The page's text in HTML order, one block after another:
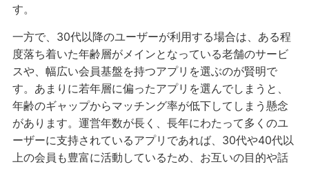
す。
一方で、30代以降のユーザーが利用する場合は、ある程
度落ち着いた年齢層がメインとなっている老舗のサービ
スや、幅広い会員基盤を持つアプリを選ぶのが賢明で
す。あまりに若年層に偏ったアプリを選んでしまうと、
年齢のギャップからマッチング率が低下してしまう懸念
があります。運営年数が長く、長年にわたって多くのユ
ーザーに支持されているアプリであれば、30代や40代以
上の会員も豊富に活動しているため、お互いの目的や話